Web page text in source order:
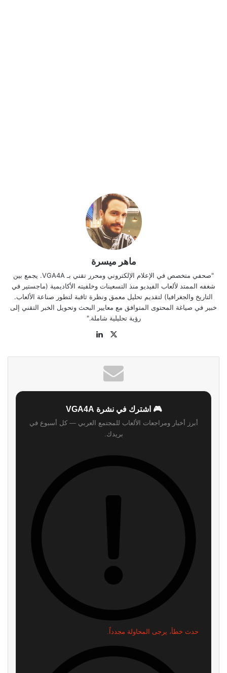
ماهر ميسرة
"صحفي متخصص في الإعلام الإلكتروني ومحرر تقني بـ VGA4A. يجمع بين
شغفه الممتد لألعاب الفيديو منذ التسعينات وخلفيته الأكاديمية (ماجستير في
التاريخ والجغرافيا) لتقديم تحليل معمق ونظرة ثاقبة لتطور صناعة الألعاب.
خبير في صياغة المحتوى المتوافق مع معايير البحث وتحويل الخبر التقني إلى
رؤية تحليلية شاملة."
موقع
‫X
🎮 اشترك في نشرة VGA4A
أبرز أخبار ومراجعات الألعاب للمجتمع العربي — كل أسبوع في
بريدك.
حدث خطأ، يرجى المحاولة مجدداً.